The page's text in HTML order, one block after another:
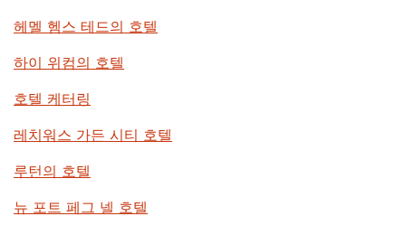
헤멜 헴스 테드의 호텔
하이 위컴의 호텔
호텔 케터링
레치워스 가든 시티 호텔
루턴의 호텔
뉴 포트 페그 넬 호텔